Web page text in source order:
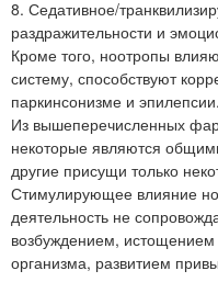
8. Седативное/
раздражительности и
Кроме того, ноотропы
систему, способствуют
паркинсонизме и эпилепсии.
Из вышеперечисленных
некоторые являются
другие присущи только
Стимулирующее влияние
деятельность не
возбуждением,
организма, развитием